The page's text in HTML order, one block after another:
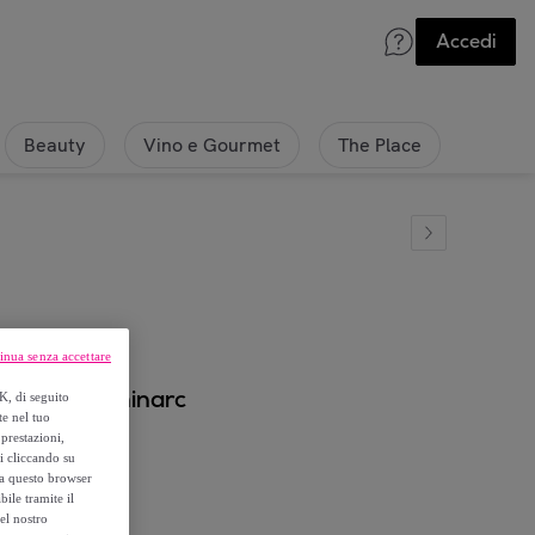
Accedi
Beauty Vino e Gourmet The Place
- Luminarc
di seguito
nel tuo
cliccando su
questo browser
tramite il
nostro
senza accettare